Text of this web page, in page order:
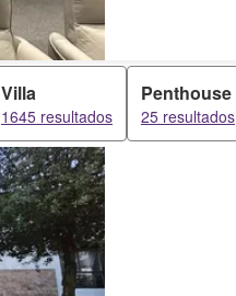
Villa
1645 resultados
Penthouse
25 resultados